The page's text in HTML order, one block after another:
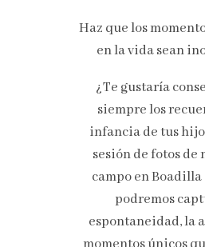
Haz que los
en la vida sean
¿Te gustaría
siempre los
infancia de tus
sesión de fotos de
campo en
podremos
espontaneidad, la